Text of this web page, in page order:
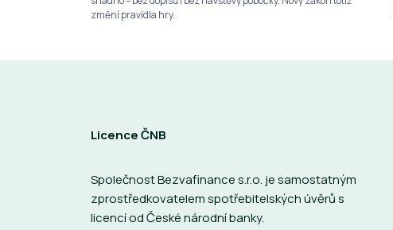
změní pravidla hry.
Licence ČNB
Společnost Bezvafinance s.r.o. je samostatným
zprostředkovatelem spotřebitelských úvěrů s
licencí od České národní banky.